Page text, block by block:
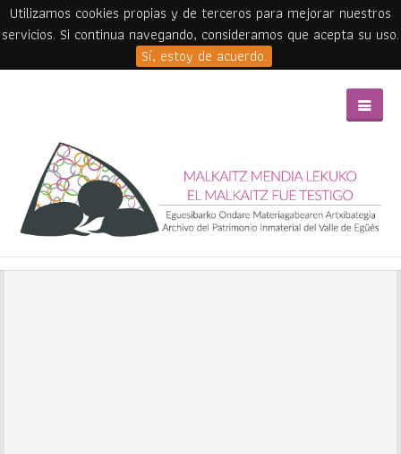
Utilizamos cookies propias y de terceros para mejorar nuestros
servicios. Si continua navegando, consideramos que acepta su uso.
Sí, estoy de acuerdo.